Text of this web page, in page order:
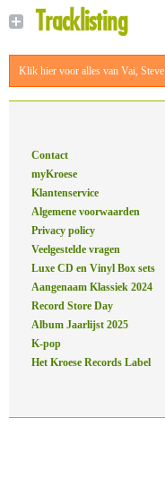
Tracklisting
Klik hier voor alles van Vai, Steve
Contact
myKroese
Klantenservice
Algemene voorwaarden
Privacy policy
Veelgestelde vragen
Luxe CD en Vinyl Box sets
Aangenaam Klassiek 2024
Record Store Day
Album Jaarlijst 2025
K-pop
Het Kroese Records Label